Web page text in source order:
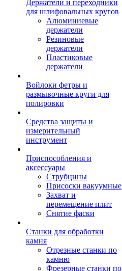
Держатели и переходники
для шлифовальных кругов
Алюминиевые
держатели
Резиновые
держатели
Пластиковые
держатели
Войлоки фетры и
размывочные круги для
полировки
Средства защиты и
измерительный
инструмент
Приспособления и
аксессуары
Струбцины
Присоски вакуумные
Захват и
перемещение плит
Снятие фаски
Станки для обработки
камня
Отрезные станки по
камню
Фрезерные станки по